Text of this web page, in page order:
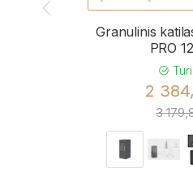
Granulinis
PRO
2
3